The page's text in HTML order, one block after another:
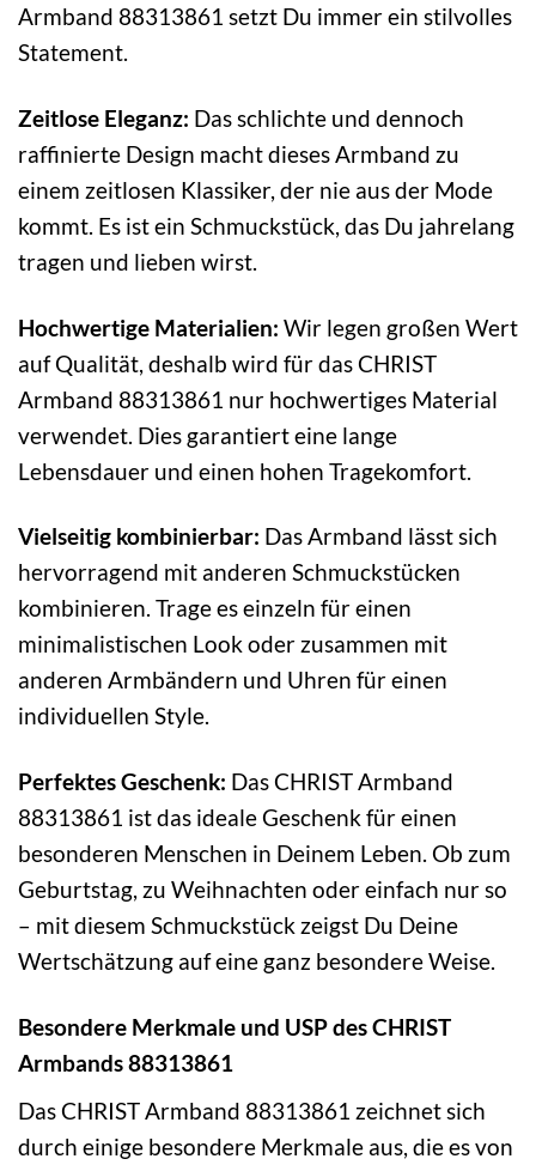
Armband 88313861 setzt Du immer ein stilvolles
Statement.
Zeitlose Eleganz: Das schlichte und dennoch
raffinierte Design macht dieses Armband zu
einem zeitlosen Klassiker, der nie aus der Mode
kommt. Es ist ein Schmuckstück, das Du jahrelang
tragen und lieben wirst.
Hochwertige Materialien: Wir legen großen Wert
auf Qualität, deshalb wird für das CHRIST
Armband 88313861 nur hochwertiges Material
verwendet. Dies garantiert eine lange
Lebensdauer und einen hohen Tragekomfort.
Vielseitig kombinierbar: Das Armband lässt sich
hervorragend mit anderen Schmuckstücken
kombinieren. Trage es einzeln für einen
minimalistischen Look oder zusammen mit
anderen Armbändern und Uhren für einen
individuellen Style.
Perfektes Geschenk: Das CHRIST Armband
88313861 ist das ideale Geschenk für einen
besonderen Menschen in Deinem Leben. Ob zum
Geburtstag, zu Weihnachten oder einfach nur so
– mit diesem Schmuckstück zeigst Du Deine
Wertschätzung auf eine ganz besondere Weise.
Besondere Merkmale und USP des CHRIST
Armbands 88313861
Das CHRIST Armband 88313861 zeichnet sich
durch einige besondere Merkmale aus, die es von